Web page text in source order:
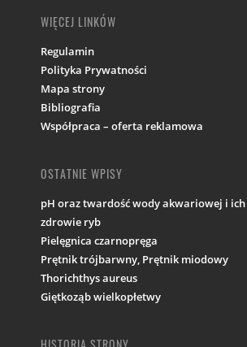
WIĘCEJ LINKÓW
Regulamin
Polityka Prywatności
Mapa strony
Bibliografia
Współpraca – oferta reklamowa
OSTATNIE WPISY
pH oraz twardość wody akwariowej i ich
zdrowie ryb
Pielęgnica czarnopręga
Prętnik trójbarwny, Prętnik miodowy
Thorichthys aureus
Giętkoząb wielkopłetwy